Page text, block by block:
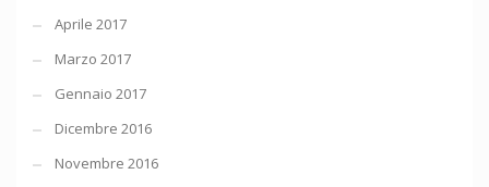
Aprile 2017
Marzo 2017
Gennaio 2017
Dicembre 2016
Novembre 2016